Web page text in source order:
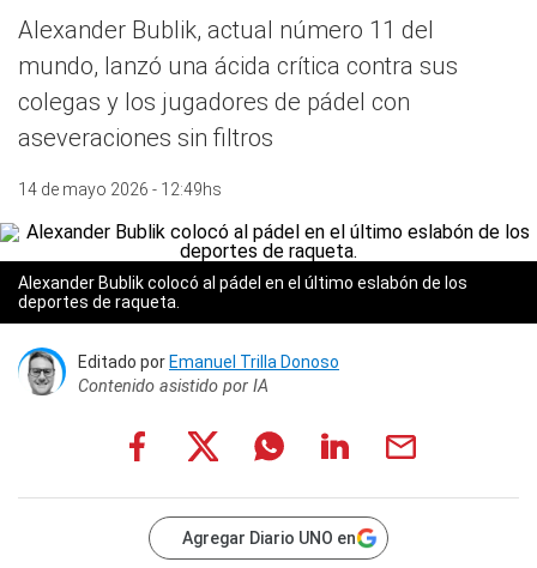
Alexander Bublik, actual número 11 del
mundo, lanzó una ácida crítica contra sus
colegas y los jugadores de pádel con
aseveraciones sin filtros
14 de mayo 2026 - 12:49hs
Alexander Bublik colocó al pádel en el último eslabón de los
deportes de raqueta.
Editado porEmanuel Trilla Donoso
Contenido asistido por IA
Agregar Diario UNO en